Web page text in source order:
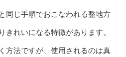
同じ手順でおこなわれる整地方
きれいになる特徴があります。
方法ですが、使用されるのは真